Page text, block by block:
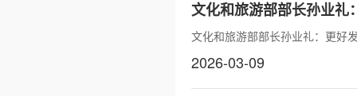
文化和旅游部部长孙业礼
文化和旅游部部长孙业礼：更好
2026-03-09